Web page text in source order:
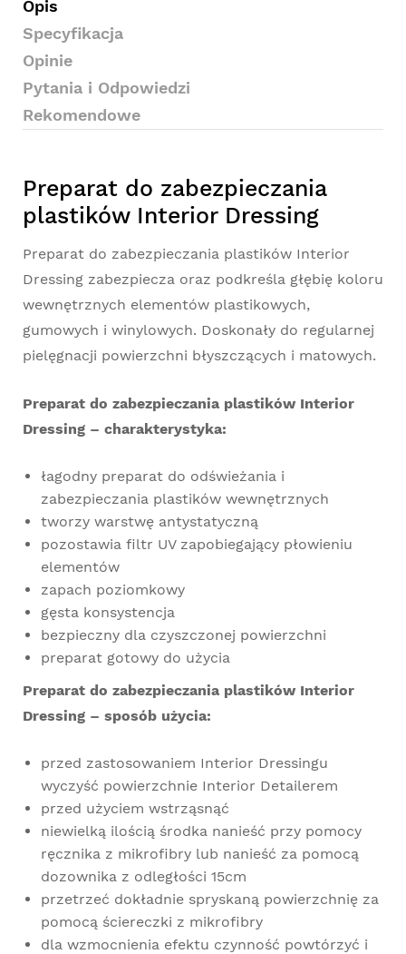
Opis
Specyfikacja
Opinie
Pytania i Odpowiedzi
Rekomendowe
Preparat do zabezpieczania
plastików Interior Dressing
Preparat do zabezpieczania plastików Interior
Dressing zabezpiecza oraz podkreśla głębię koloru
wewnętrznych elementów plastikowych,
gumowych i winylowych. Doskonały do regularnej
pielęgnacji powierzchni błyszczących i matowych.
Preparat do zabezpieczania plastików Interior
Dressing – charakterystyka:
łagodny preparat do odświeżania i
zabezpieczania plastików wewnętrznych
tworzy warstwę antystatyczną
pozostawia filtr UV zapobiegający płowieniu
elementów
zapach poziomkowy
gęsta konsystencja
bezpieczny dla czyszczonej powierzchni
preparat gotowy do użycia
Preparat do zabezpieczania plastików Interior
Dressing – sposób użycia:
przed zastosowaniem Interior Dressingu
wyczyść powierzchnie Interior Detailerem
przed użyciem wstrząsnąć
niewielką ilością środka nanieść przy pomocy
ręcznika z mikrofibry lub nanieść za pomocą
dozownika z odległości 15cm
przetrzeć dokładnie spryskaną powierzchnię za
pomocą ściereczki z mikrofibry
dla wzmocnienia efektu czynność powtórzyć i